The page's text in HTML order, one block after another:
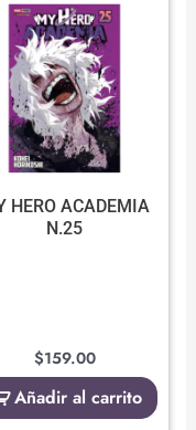
HERO ACADEMIA
N.25
$159.00
Añadir al carrito